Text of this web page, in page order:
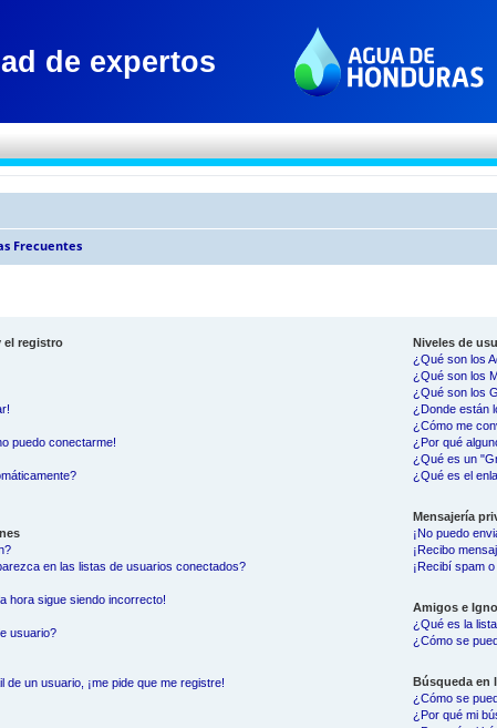
Frecuentes
el registro
puedo conectarme!
en las listas de usuarios conectados?
hora sigue siendo incorrecto!
usuario?
un usuario, ¡me pide que me registre!
Niveles de
¿Qué son los
¿Qué son los
¿Qué son los
¿Donde están
¿Cómo me
¿Por qué
¿Qué es un
¿Qué es el
Mensajería
¡No puedo
¡Recibo
¡Recibí spam
Amigos e
¿Qué es la
¿Cómo se
Búsqueda en
¿Cómo se
¿Por qué mi